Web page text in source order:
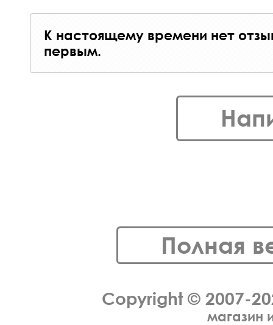
К настоящему времени нет
первым.
Полная
Copyright © 2007-
магазин